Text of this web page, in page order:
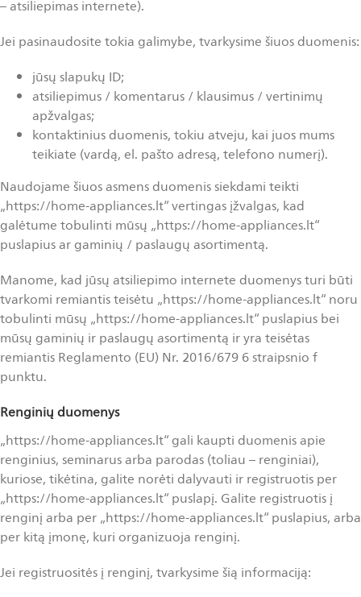
– atsiliepimas internete).
Jei pasinaudosite tokia galimybe, tvarkysime šiuos duomenis:
jūsų slapukų ID;
atsiliepimus / komentarus / klausimus / vertinimų
apžvalgas;
kontaktinius duomenis, tokiu atveju, kai juos mums
teikiate (vardą, el. pašto adresą, telefono numerį).
Naudojame šiuos asmens duomenis siekdami teikti
„https://home-appliances.lt“ vertingas įžvalgas, kad
galėtume tobulinti mūsų „https://home-appliances.lt“
puslapius ar gaminių / paslaugų asortimentą.
Manome, kad jūsų atsiliepimo internete duomenys turi būti
tvarkomi remiantis teisėtu „https://home-appliances.lt“ noru
tobulinti mūsų „https://home-appliances.lt“ puslapius bei
mūsų gaminių ir paslaugų asortimentą ir yra teisėtas
remiantis Reglamento (EU) Nr. 2016/679 6 straipsnio f
punktu.
Renginių duomenys
„https://home-appliances.lt“ gali kaupti duomenis apie
renginius, seminarus arba parodas (toliau – renginiai),
kuriose, tikėtina, galite norėti dalyvauti ir registruotis per
„https://home-appliances.lt“ puslapį. Galite registruotis į
renginį arba per „https://home-appliances.lt“ puslapius, arba
per kitą įmonę, kuri organizuoja renginį.
Jei registruositės į renginį, tvarkysime šią informaciją: